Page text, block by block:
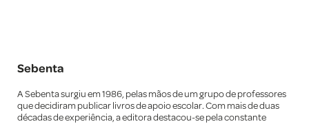
Sebenta
A Sebenta surgiu em 1986, pelas mãos de um grupo de professores
que decidiram publicar livros de apoio escolar. Com mais de duas
décadas de experiência, a editora destacou-se pela constante